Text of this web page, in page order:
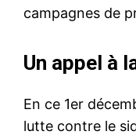
campagnes de
Un appel à
En ce 1er
lutte contre le